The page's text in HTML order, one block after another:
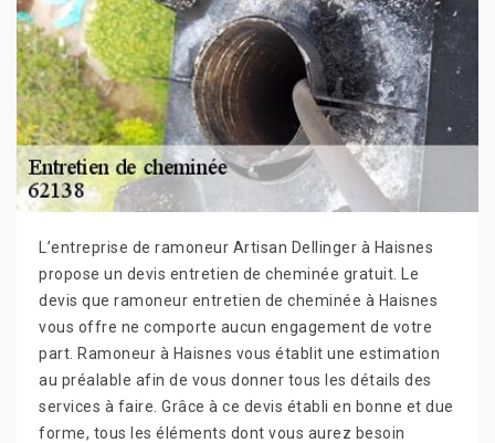
L’entreprise de ramoneur Artisan Dellinger à Haisnes
propose un devis entretien de cheminée gratuit. Le
devis que ramoneur entretien de cheminée à Haisnes
vous offre ne comporte aucun engagement de votre
part. Ramoneur à Haisnes vous établit une estimation
au préalable afin de vous donner tous les détails des
services à faire. Grâce à ce devis établi en bonne et due
forme, tous les éléments dont vous aurez besoin